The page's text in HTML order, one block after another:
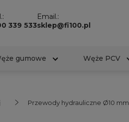
339 533
Email.:
sklep@fi100.pl
gumowe Węże PCV
Przewody hydrauliczne Ø10 mm